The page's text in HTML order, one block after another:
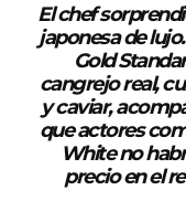
El chef
japonesa de
Gold
cangrejo real,
y caviar,
que actores
White no
precio en el